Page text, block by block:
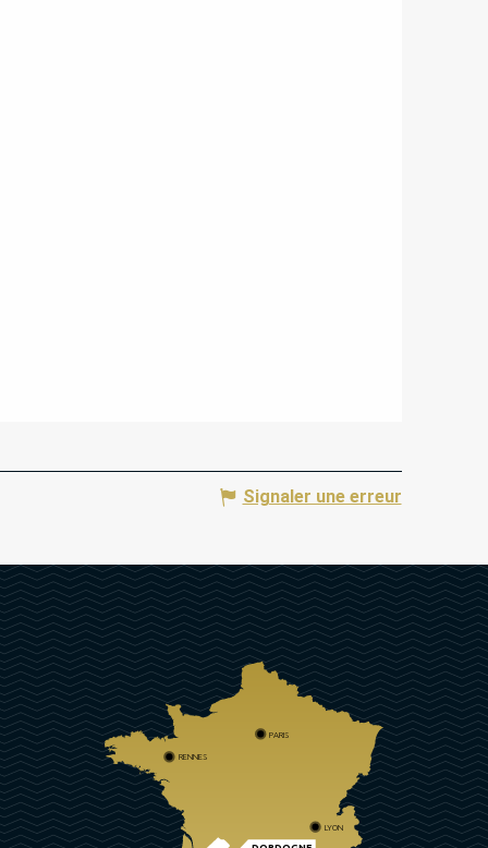
Signaler une erreur
PARIS
RENNES
LYON